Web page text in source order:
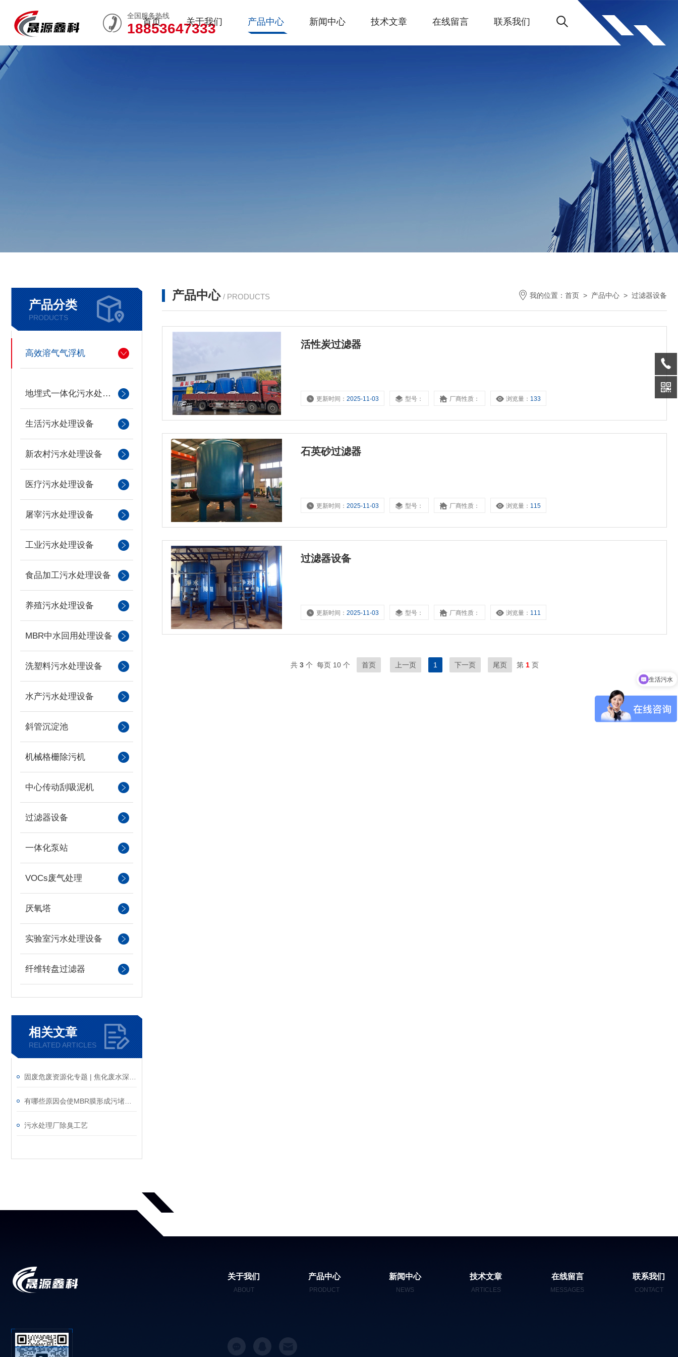
全国服务热线
18853647333
首页 关于我们 产品中心 新闻中心 技术文章 在线留言 联系我们
产品分类
PRODUCTS
高效溶气气浮机
地埋式一体化污水处理设备
生活污水处理设备
新农村污水处理设备
医疗污水处理设备
屠宰污水处理设备
工业污水处理设备
食品加工污水处理设备
养殖污水处理设备
MBR中水回用处理设备
洗塑料污水处理设备
水产污水处理设备
斜管沉淀池
机械格栅除污机
中心传动刮吸泥机
过滤器设备
一体化泵站
VOCs废气处理
厌氧塔
实验室污水处理设备
纤维转盘过滤器
相关文章
RELATED ARTICLES
污水处理厂除臭工艺
产品中心 / PRODUCTS 我的位置： 首页 > 产品中心 > 过滤器设备
活性炭过滤器
更新时间：2025-11-03 型号： 厂商性质： 浏览量： 133
石英砂过滤器
更新时间：2025-11-03 型号： 厂商性质： 浏览量： 115
过滤器设备
更新时间：2025-11-03 型号： 厂商性质： 浏览量： 111
共 3个 每页 10 个 首页 上一页 1 下一页 尾页 第 1页
关于我们
ABOUT
产品中心
PRODUCT
新闻中心
NEWS
技术文章
ARTICLES
在线留言
MESSAGES
联系我们
CONTACT
污水处理设备